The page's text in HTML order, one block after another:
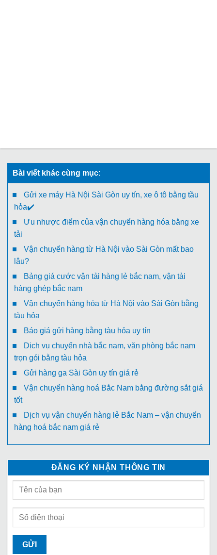
Bài viết khác cùng mục:
Gửi xe máy Hà Nội Sài Gòn uy tín, xe ô tô bằng tầu
hỏa✔️
Ưu nhược điểm của vận chuyển hàng hóa bằng xe
tải
Vận chuyển hàng từ Hà Nội vào Sài Gòn mất bao
lâu?
Bảng giá cước vận tải hàng lẻ bắc nam, vận tải
hàng ghép bắc nam
Vận chuyển hàng hóa từ Hà Nội vào Sài Gòn bằng
tàu hỏa
Báo giá gửi hàng bằng tàu hỏa uy tín
Dịch vụ chuyển nhà bắc nam, văn phòng bắc nam
trọn gói bằng tàu hỏa
Gửi hàng ga Sài Gòn uy tín giá rẻ
Vận chuyển hàng hoá Bắc Nam bằng đường sắt giá
tốt
Dịch vụ vận chuyển hàng lẻ Bắc Nam – vận chuyển
hàng hoá bắc nam giá rẻ
ĐĂNG KÝ NHẬN THÔNG TIN